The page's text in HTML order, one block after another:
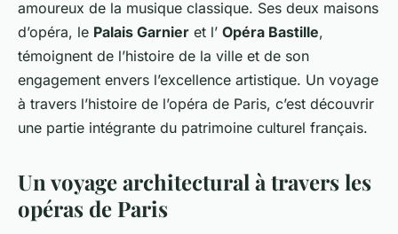
amoureux de la musique classique. Ses deux maisons
d’opéra, le Palais Garnier et l’ Opéra Bastille,
témoignent de l’histoire de la ville et de son
engagement envers l’excellence artistique. Un voyage
à travers l’histoire de l’opéra de Paris, c’est découvrir
une partie intégrante du patrimoine culturel français.
Un voyage architectural à travers les
opéras de Paris